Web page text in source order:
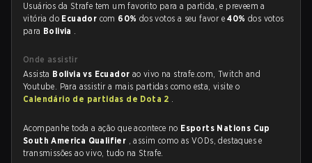
Usuários da Strafe tem um favorito para a partida, e preveem a
vitória do Ecuador com 60% dos votos a seu favor e40%dos votos
para Bolivia .
Onde assistir
Assista Bolivia vs Ecuador ao vivo na strafe.com, Twitch and
Youtube. Para assistir a mais partidas como esta, visite o
Calendário de partidas de Dota 2 .
Acompanhe toda a ação que acontece no Esports Nations Cup
South America Qualifier , assim como as VODs, destaques e
transmissões ao vivo, tudo na Strafe.